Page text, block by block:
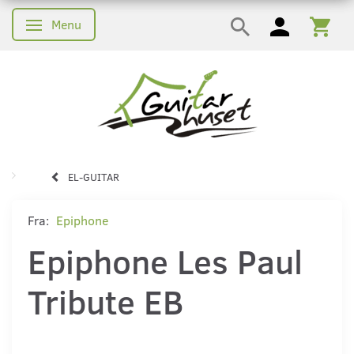
Skifte navigation
Menu
EL-GUITAR
Fra: Epiphone
Epiphone Les Paul
Tribute EB